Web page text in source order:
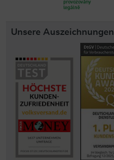
Unsere Auszeichnungen